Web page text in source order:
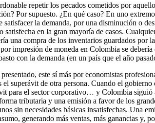
repetir los pecados cometidos por
Por supuesto. ¿En qué caso? En uno
satisfacer la demanda, por una disminución o
satisfecha en la gran mayoría de casos.
una compra de los inventarios guardados por
impresión de moneda en Colombia se
con la demanda (en un país que el año
este sí más por economistas
superávit de otra persona. Cuando el
para el sector corporativo… y Colombia siguió
tributaria y una emisión a favor de los
sin necesidades básicas insatisfechas. Una
generando más ventas, más ganancias y,